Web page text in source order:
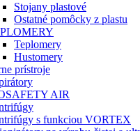
Stojany plastové
Ostatné pomôcky z plastu
Teplomery
Hustomery
prístroje
AIR
s funkciou VORTEX